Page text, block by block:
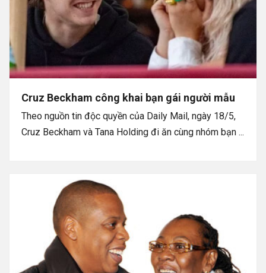
Cruz Beckham công khai bạn gái người mẫu
Theo nguồn tin độc quyền của Daily Mail, ngày 18/5,
Cruz Beckham và Tana Holding đi ăn cùng nhóm bạn ...